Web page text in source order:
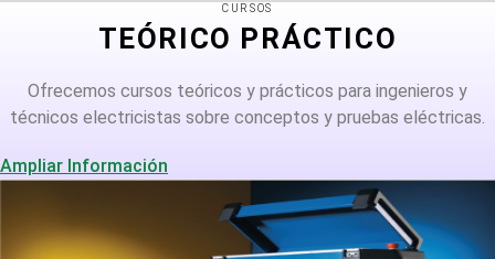
CURSOS
TEÓRICO PRÁCTICO
Ofrecemos cursos teóricos y prácticos para ingenieros y
técnicos electricistas sobre conceptos y pruebas eléctricas.
Ampliar Información